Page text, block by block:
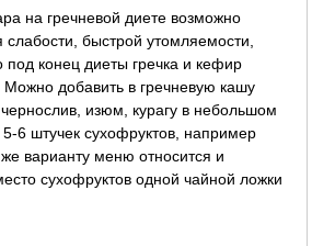
на гречневой диете возможно
быстрой утомляемости,
под конец диеты гречка и кефир
добавить в гречневую кашу
изюм, курагу в небольшом
6 штучек сухофруктов, например
варианту меню относится и
сухофруктов одной чайной ложки